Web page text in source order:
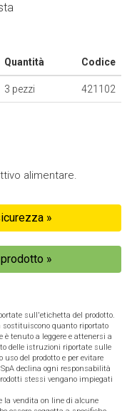
Quantità Codice
3 pezzi 421102
alimentare.
»
»
sull'etichetta del prodotto.
sostituiscono quanto riportato
tenuto a leggere e attenersi a
delle istruzioni riportate sulle
del prodotto e per evitare
declina ogni responsabilità
stessi vengano impiegati
la vendita on line di alcune